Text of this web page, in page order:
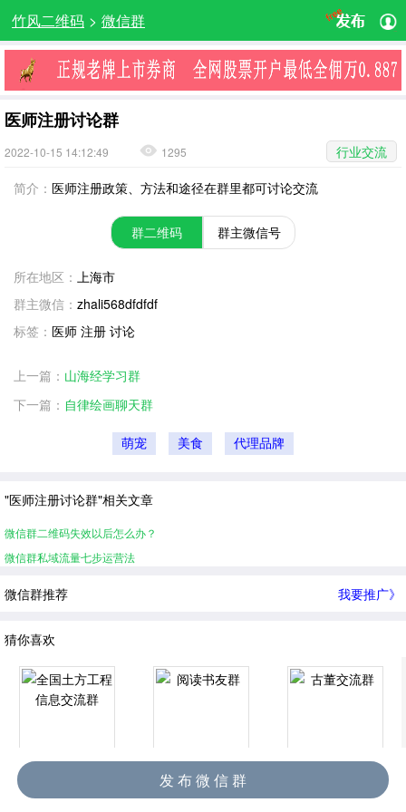
竹风二维码 > 微信群
医师注册讨论群
2022-10-15 14:12:49 1295
行业交流
简介： 医师注册政策、方法和途径在群里都可讨论交流
群二维码 群主微信号
所在地区： 上海市
群主微信： zhali568dfdfdf
标签： 医师 注册 讨论
上一篇： 山海经学习群
下一篇： 自律绘画聊天群
萌宠 美食 代理品牌
"医师注册讨论群"相关文章
微信群二维码失效以后怎么办？
微信群私域流量七步运营法
微信群推荐 我要推广》
猜你喜欢
阅读书友群
发 布 微 信 群